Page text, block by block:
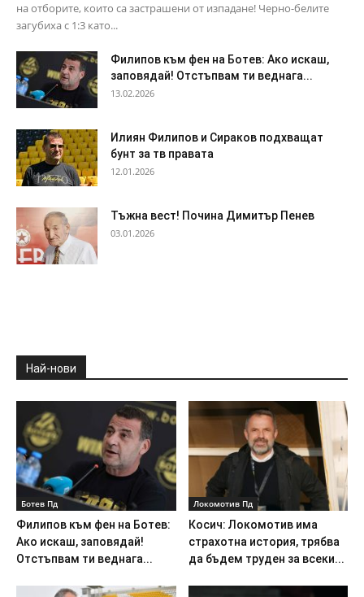
на отборите, които са застрашени от изпадане! Черно-белите
загубиха с 1:3 като...
Филипов към фен на Ботев: Ако искаш,
заповядай! Отстъпвам ти веднага...
13.02.2026
Илиян Филипов и Сираков подхващат
бунт за тв правата
12.01.2026
Тъжна вест! Почина Димитър Пенев
03.01.2026
Най-нови
Ботев Пд
Филипов към фен на Ботев:
Ако искаш, заповядай!
Отстъпвам ти веднага...
Локомотив Пд
Косич: Локомотив има
страхотна история, трябва
да бъдем труден за всеки...